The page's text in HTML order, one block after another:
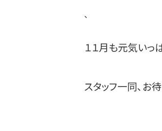
、
１１月も元気いっ
スタッフ一同、お